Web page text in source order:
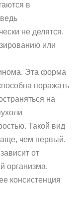
в
не делятся.
или
Эта форма
поражать
на
Такой вид
чем первый.
от
организма.
консистенция